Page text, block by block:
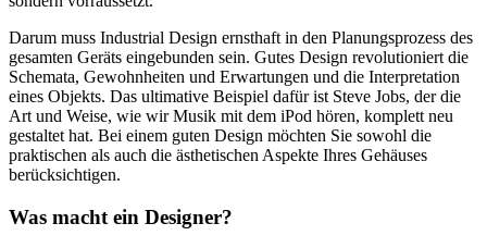
Darum muss Industrial Design ernsthaft in den Planungsprozess des
gesamten Geräts eingebunden sein. Gutes Design revolutioniert die
Schemata, Gewohnheiten und Erwartungen und die Interpretation
eines Objekts. Das ultimative Beispiel dafür ist Steve Jobs, der die
Art und Weise, wie wir Musik mit dem iPod hören, komplett neu
gestaltet hat. Bei einem guten Design möchten Sie sowohl die
praktischen als auch die ästhetischen Aspekte Ihres Gehäuses
berücksichtigen.
Was macht ein Designer?